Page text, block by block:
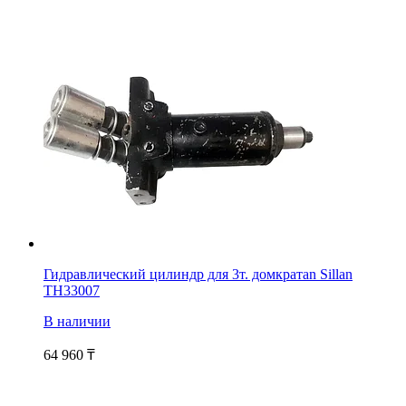
Гидравлический цилиндр для 3т. домкратаn Sillan
TH33007
В наличии
64 960 ₸